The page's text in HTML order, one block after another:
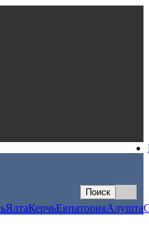
ЯлтаКерчьЕвпаторияАлушта